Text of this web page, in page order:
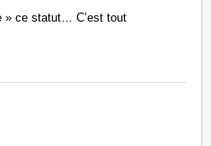
» ce statut… C’est tout